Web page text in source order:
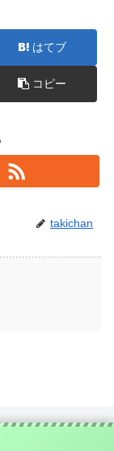
はてブ
コピー
takichan